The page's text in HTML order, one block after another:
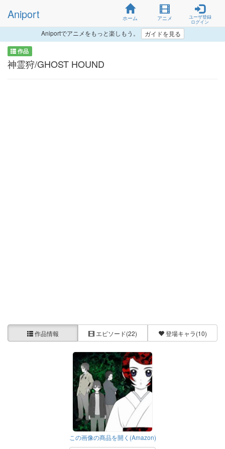
Aniport ホーム アニメ
ユーザ登録
ログイン
Aniportでアニメをもっと楽しもう。 ガイドを見る
作品
神霊狩/GHOST HOUND
作品情報 エピソード(22) 登場キャラ(10)
この画像の商品を開く(Amazon)